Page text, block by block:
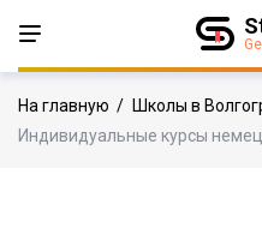
На главную / Школы в
Индивидуальные курсы